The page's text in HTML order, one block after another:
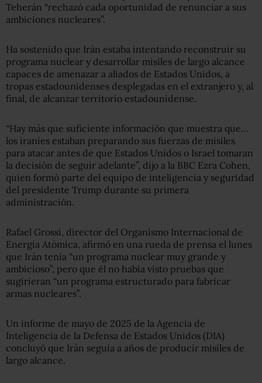
Teherán “rechazó cada oportunidad de renunciar a sus
ambiciones nucleares”.
Ha sostenido que Irán estaba intentando reconstruir su
programa nuclear y desarrollar misiles de largo alcance
capaces de amenazar a aliados de Estados Unidos, a
tropas estadounidenses desplegadas en el extranjero y, al
final, de alcanzar territorio estadounidense.
“Hay más que suficiente información que muestra que…
los iraníes estaban preparando sus fuerzas de misiles
para atacar antes de que Estados Unidos o Israel tomaran
la decisión de seguir adelante”, dijo a la BBC Ezra Cohen,
quien formó parte del equipo de inteligencia y seguridad
del presidente Trump durante su primera
administración.
Rafael Grossi, director del Organismo Internacional de
Energía Atómica, afirmó en una rueda de prensa el lunes
que Irán tenía “un programa nuclear muy grande y
ambicioso”, pero que él no había visto pruebas que
sugirieran “un programa estructurado para fabricar
armas nucleares”.
Un informe de mayo de 2025 de la Agencia de
Inteligencia de la Defensa de Estados Unidos (DIA)
concluyó que Irán seguía a años de producir misiles de
largo alcance.